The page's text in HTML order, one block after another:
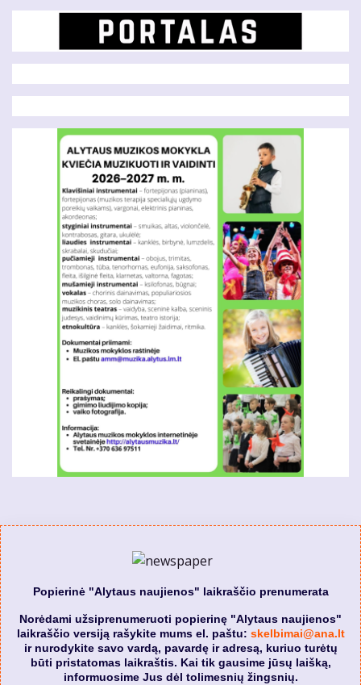
Popierinė "Alytaus naujienos" laikraščio prenumerata
Norėdami užsiprenumeruoti popierinę "Alytaus naujienos"
laikraščio versiją rašykite mums el. paštu: skelbimai@ana.lt
ir nurodykite savo vardą, pavardę ir adresą, kuriuo turėtų
būti pristatomas laikraštis. Kai tik gausime jūsų laišką,
informuosime Jus dėl tolimesnių žingsnių.